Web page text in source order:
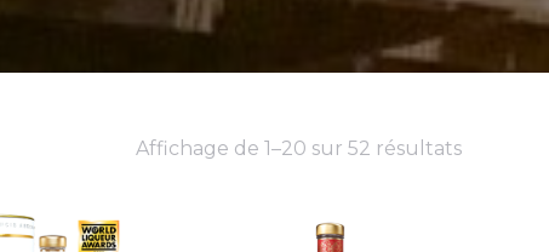
Affichage de 1–20 sur 52 résultats